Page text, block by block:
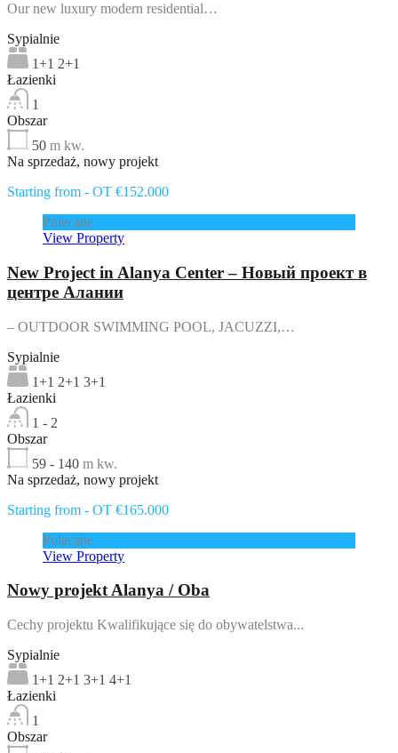
Our new luxury modern residential…
Sypialnie
1+1 2+1
Łazienki
1
Obszar
50 m kw.
Na sprzedaż, nowy projekt
Starting from - OT €152.000
Polecane
View Property
New Project in Alanya Center – Новый проект в
центре Алании
– OUTDOOR SWIMMING POOL, JACUZZI,…
Sypialnie
1+1 2+1 3+1
Łazienki
1 - 2
Obszar
59 - 140 m kw.
Na sprzedaż, nowy projekt
Starting from - OT €165.000
Polecane
View Property
Nowy projekt Alanya / Oba
Cechy projektu Kwalifikujące się do obywatelstwa...
Sypialnie
1+1 2+1 3+1 4+1
Łazienki
1
Obszar